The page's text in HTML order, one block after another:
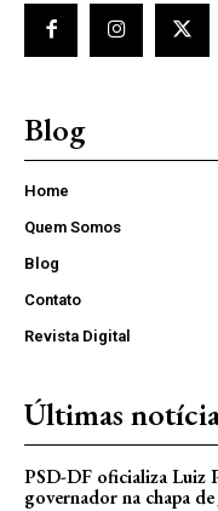
Blog
Home
Quem Somos
Blog
Contato
Revista Digital
Últimas
PSD-DF oficializa Luiz
governador na chapa